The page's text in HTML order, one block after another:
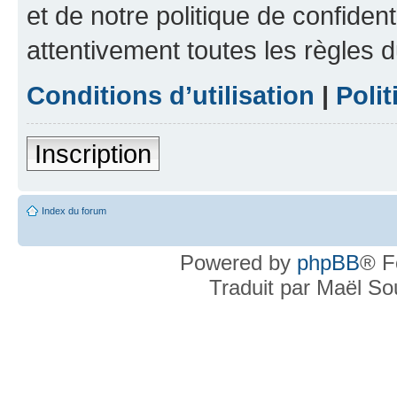
et de notre politique de
attentivement toutes les règles
Conditions d’utilisation |
Inscription
Index du forum
Powered by phpBB®
Traduit par Maël